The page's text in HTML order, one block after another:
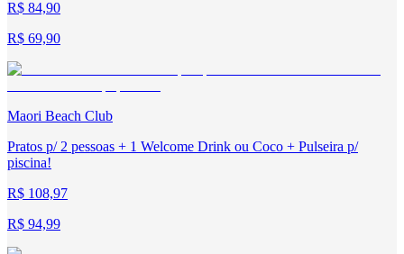
R$ 84,90
R$ 69,90
Maori Beach Club
Pratos p/ 2 pessoas + 1 Welcome Drink ou Coco + Pulseira p/
piscina!
R$ 108,97
R$ 94,99